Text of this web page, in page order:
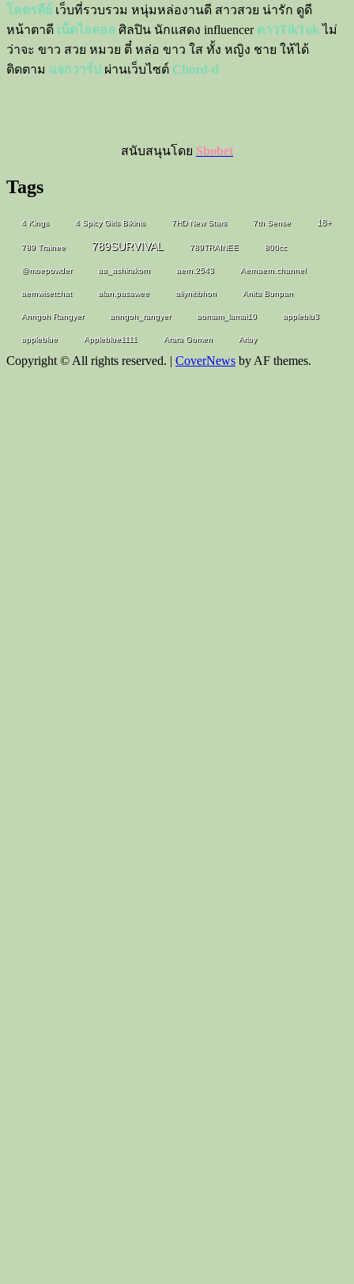
โคตรดีย์ เว็บที่รวบรวม หนุ่มหล่องานดี สาวสวย น่ารัก ดูดี
หน้าตาดี เน็ตไอดอล ศิลปิน นักแสดง influencer ดาวTikTok ไม่
ว่าจะ ขาว สวย หมวย ตี๋ หล่อ ขาว ใส ทั้ง หญิง ชาย ให้ได้
ติดตาม แจกวาร์ป ผ่านเว็บไซต์ Chord-d
สนับสนุนโดย Sbobet
Tags
4 Kings 4 Spicy Girls Bikinis 7HD New Stars 7th Sense 18+
789 Trainee 789SURVIVAL 789TRAINEE 800cc
@moepowder aa_ashirakorn aern.2543 Aernaern.channel
aernwisetchat alan.pasawee allynitibhon Anita Bunpan
Anngoh Rangyer anngoh_rangyer aomam_lamai10 appleblu3
appleblue Appleblue1111 Arara Gomen Ariay
Copyright © All rights reserved. | CoverNews by AF themes.